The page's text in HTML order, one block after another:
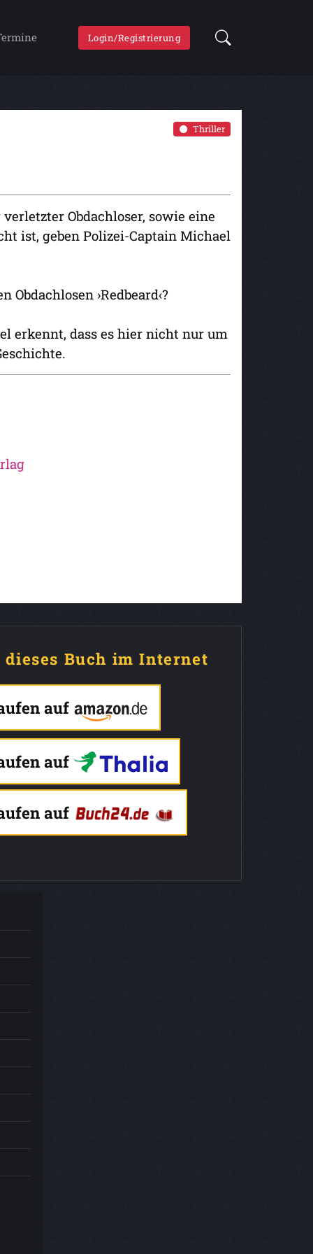
Login/Registrierung
Thriller
Obdachloser, sowie eine
ist, geben Polizei-Captain Michael
›Redbeard‹?
erkennt, dass es hier nicht nur um
dieses Buch im Internet
auf
auf
auf